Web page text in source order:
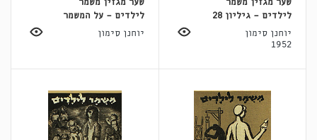
שער מגזין משמר
לילדים - גיליון 28
יוחנן סימון
1952
שער מגזין משמר
לילדים - על המשמר
יוחנן סימון